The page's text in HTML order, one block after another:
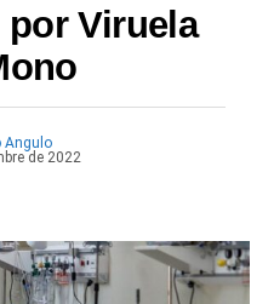
Viruela
Angulo
de 2022